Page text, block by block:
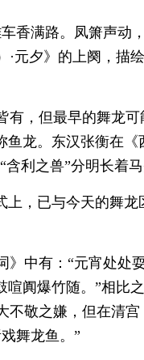
香满路。凤箫声动
元夕》的上阕，描
，但最早的舞龙可
龙。东汉张衡在
利之兽”分明长着马
，已与今天的舞
中有：“元宵处处
阗爆竹随。”相比
不敬之嫌，但在清
舞龙鱼。”